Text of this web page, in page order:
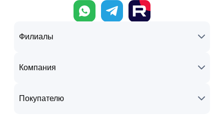
Филиалы
Компания
Покупателю